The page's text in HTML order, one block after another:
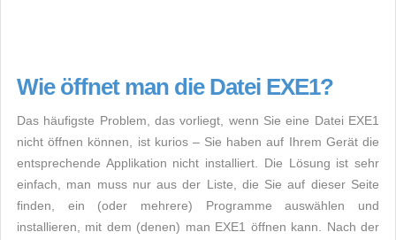
Wie öffnet man die Datei EXE1?
Das häufigste Problem, das vorliegt, wenn Sie eine Datei EXE1
nicht öffnen können, ist kurios – Sie haben auf Ihrem Gerät die
entsprechende Applikation nicht installiert. Die Lösung ist sehr
einfach, man muss nur aus der Liste, die Sie auf dieser Seite
finden, ein (oder mehrere) Programme auswählen und
installieren, mit dem (denen) man EXE1 öffnen kann. Nach der